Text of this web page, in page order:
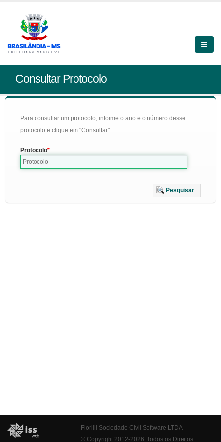
Consultar Protocolo
Para consultar um protocolo, informe o ano e o número desse
protocolo e clique em "Consultar".
Protocolo
Pesquisar
Fiorilli Sociedade Civil Software LTDA
© Copyright 2012-2026. Todos os Direitos